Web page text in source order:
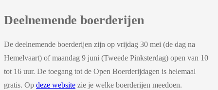
Deelnemende boerderijen
De deelnemende boerderijen zijn op vrijdag 30 mei (de dag na
Hemelvaart) of maandag 9 juni (Tweede Pinksterdag) open van 10
tot 16 uur. De toegang tot de Open Boerderijdagen is helemaal
gratis. Op deze website zie je welke boerderijen meedoen.